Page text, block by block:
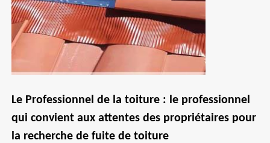
Le Professionnel de la toiture : le professionnel
qui convient aux attentes des propriétaires pour
la recherche de fuite de toiture